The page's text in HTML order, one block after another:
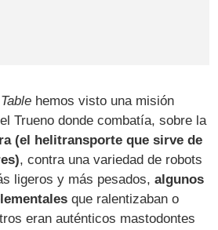
hemos visto una misión
Trueno donde combatía, sobre la
(el helitransporte que sirve de
, contra una variedad de robots
ligeros y más pesados,algunos
que ralentizaban o
eran auténticos mastodontes